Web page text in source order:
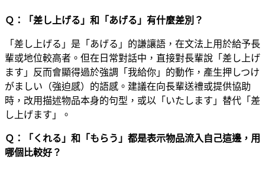
Ｑ：「差し上げる」和「あげる」有什麼差別？
「差し上げる」是「あげる」的謙讓語，在文法上用於給予長
輩或地位較高者。但在日常對話中，直接對長輩說「差し上げ
ます」反而會顯得過於強調「我給你」的動作，產生押しつけ
がましい（強迫感）的語感。建議在向長輩送禮或提供協助
時，改用描述物品本身的句型，或以「いたします」替代「差
し上げます」。
Ｑ：「くれる」和「もらう」都是表示物品流入自己這邊，用
哪個比較好？